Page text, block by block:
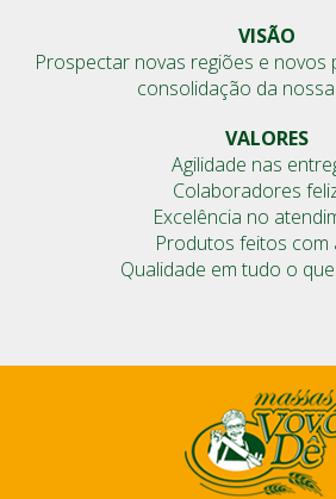
VISÃO
Prospectar novas regiões e novos
consolidação da
VALORES
Agilidade nas
Colaboradores
Excelência no
Produtos feitos com
Qualidade em tudo o